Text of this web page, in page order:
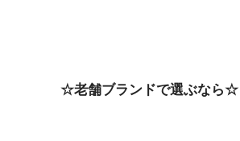
☆老舗ブランドで選ぶなら☆